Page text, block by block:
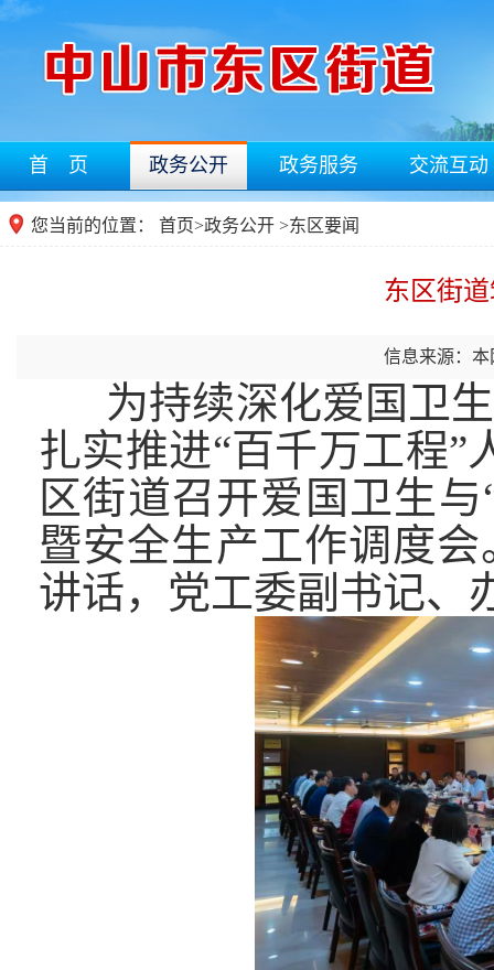
首 页 政务公开 政务服务 交流互动
您当前的位置： 首页>政务公开 >东区要闻
东区街
信息来源：本
为持续深化爱国卫生
扎实推进“百千万工程”
区街道召开爱国卫生
暨安全生产工作调度
讲话，党工委副书记、